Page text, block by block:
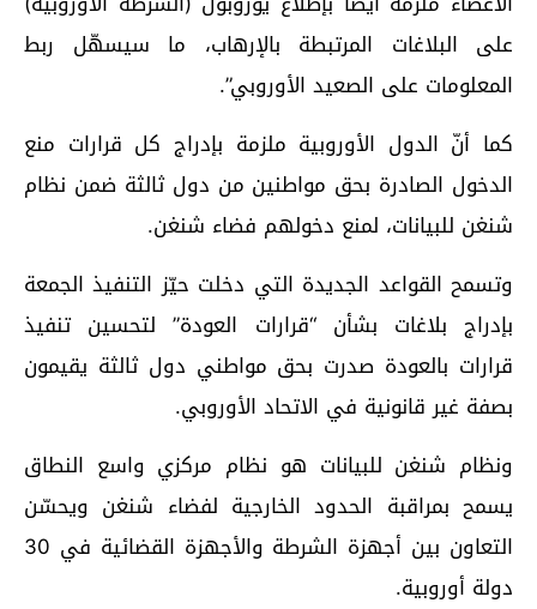
على البلاغات المرتبطة بالإرهاب، ما سيسهّل ربط
المعلومات على الصعيد الأوروبي”.
كما أنّ الدول الأوروبية ملزمة بإدراج كل قرارات منع
الدخول الصادرة بحق مواطنين من دول ثالثة ضمن نظام
شنغن للبيانات، لمنع دخولهم فضاء شنغن.
وتسمح القواعد الجديدة التي دخلت حيّز التنفيذ الجمعة
بإدراج بلاغات بشأن “قرارات العودة” لتحسين تنفيذ
قرارات بالعودة صدرت بحق مواطني دول ثالثة يقيمون
بصفة غير قانونية في الاتحاد الأوروبي.
ونظام شنغن للبيانات هو نظام مركزي واسع النطاق
يسمح بمراقبة الحدود الخارجية لفضاء شنغن ويحسّن
التعاون بين أجهزة الشرطة والأجهزة القضائية في 30
دولة أوروبية.